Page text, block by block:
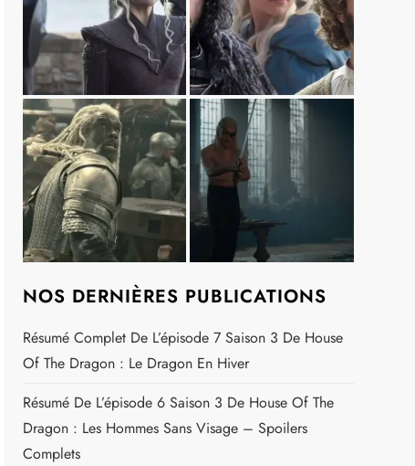
NOS DERNIÈRES PUBLICATIONS
Résumé Complet De L’épisode 7 Saison 3 De House
Of The Dragon : Le Dragon En Hiver
Résumé De L’épisode 6 Saison 3 De House Of The
Dragon : Les Hommes Sans Visage – Spoilers
Complets